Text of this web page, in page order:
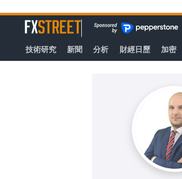
至
容
FXStreet
技術研究 新聞 分析 財經日歷 加密